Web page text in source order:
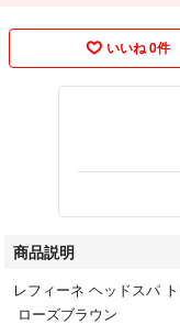
いいね 0件
商品説明
レフィーネ ヘッドスパ
ローズブラウン